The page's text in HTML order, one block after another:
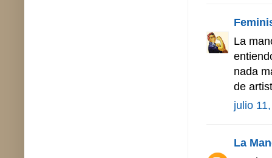
La
nada
de
julio
La